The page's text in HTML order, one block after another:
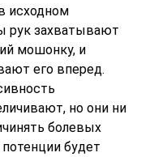
исходном
рук захватывают
мошонку, и
его вперед.
но они ни
болевых
будет